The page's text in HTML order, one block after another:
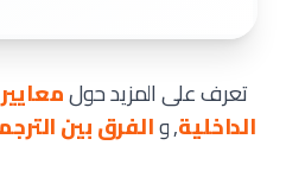
تعرف على المزيد حول
الداخلية, والفرق بين